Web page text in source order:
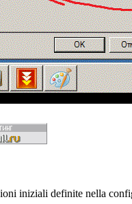
iniziali definite nella